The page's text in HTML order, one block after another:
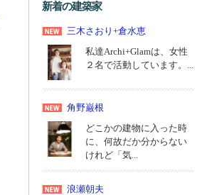
新着の建築家
三木さおり+倉水恵
私達Archi+Glamは、女性
２名で活動しています。...
角野巌根
どこかの建物に入った時
に、何故だか分からない
けれど「気...
浪瀬朝夫